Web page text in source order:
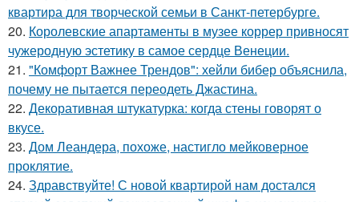
квартира для творческой семьи в Санкт-петербурге.
20. Королевские апартаменты в музее коррер привносят
чужеродную эстетику в самое сердце Венеции.
21. "Комфорт Важнее Трендов": хейли бибер объяснила,
почему не пытается переодеть Джастина.
22. Декоративная штукатурка: когда стены говорят о
вкусе.
23. Дом Леандера, похоже, настигло мейковерное
проклятие.
24. Здравствуйте! С новой квартирой нам достался